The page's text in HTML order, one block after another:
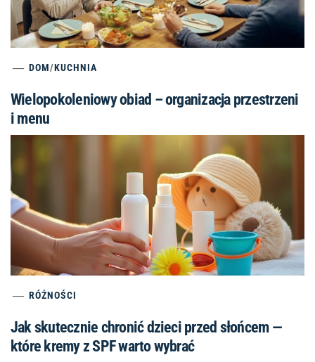
DOM/KUCHNIA
Wielopokoleniowy obiad – organizacja przestrzeni
i menu
RÓŻNOŚCI
Jak skutecznie chronić dzieci przed słońcem —
które kremy z SPF warto wybrać